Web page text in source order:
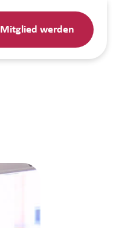
Mitglied werden